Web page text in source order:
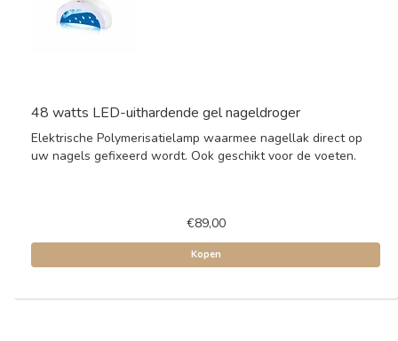
48 watts LED-uithardende gel nageldroger
Elektrische Polymerisatielamp waarmee nagellak direct op
uw nagels gefixeerd wordt. Ook geschikt voor de voeten.
€89,00
Kopen